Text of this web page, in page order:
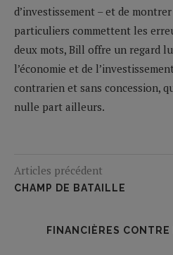
d’investissement – et de
particuliers commettent les
deux mots, Bill offre un regard
l’économie et de
contrarien et sans concession,
nulle part ailleurs.
Articles précédent
CHAMP DE BATAILLE
FINANCIÈRES